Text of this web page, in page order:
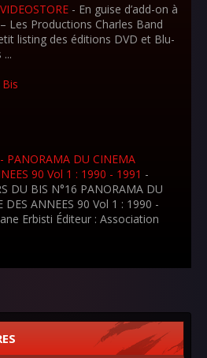
- En guise d’add-on à
Les Productions Charles Band
listing des éditions DVD et Blu-
PANORAMA DU CINEMA
90 Vol 1 : 1990 - 1991 -
DU BIS N°16 PANORAMA DU
DES ANNEES 90 Vol 1 : 1990 -
Erbisti Éditeur : Association